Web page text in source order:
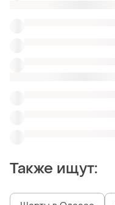
Также ищут: